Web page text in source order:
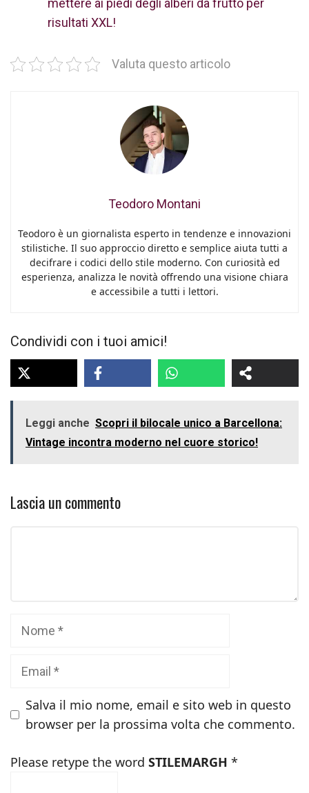
mettere ai piedi degli alberi da frutto per
risultati XXL!
Valuta questo articolo
Teodoro Montani
Teodoro è un giornalista esperto in tendenze e innovazioni
stilistiche. Il suo approccio diretto e semplice aiuta tutti a
decifrare i codici dello stile moderno. Con curiosità ed
esperienza, analizza le novità offrendo una visione chiara
e accessibile a tutti i lettori.
Condividi con i tuoi amici!
Leggi anche Scopri il bilocale unico a Barcellona:
Vintage incontra moderno nel cuore storico!
Lascia un commento
Salva il mio nome, email e sito web in questo
browser per la prossima volta che commento.
Please retype the word STILEMARGH *